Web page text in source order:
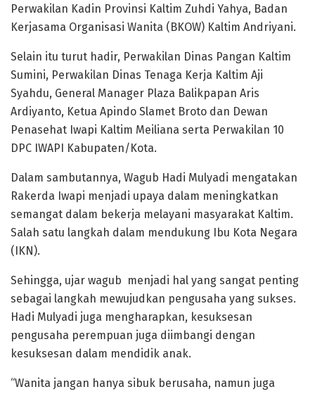
Perwakilan Kadin Provinsi Kaltim Zuhdi Yahya, Badan
Kerjasama Organisasi Wanita (BKOW) Kaltim Andriyani.
Selain itu turut hadir, Perwakilan Dinas Pangan Kaltim
Sumini, Perwakilan Dinas Tenaga Kerja Kaltim Aji
Syahdu, General Manager Plaza Balikpapan Aris
Ardiyanto, Ketua Apindo Slamet Broto dan Dewan
Penasehat Iwapi Kaltim Meiliana serta Perwakilan 10
DPC IWAPI Kabupaten/Kota.
Dalam sambutannya, Wagub Hadi Mulyadi mengatakan
Rakerda Iwapi menjadi upaya dalam meningkatkan
semangat dalam bekerja melayani masyarakat Kaltim.
Salah satu langkah dalam mendukung Ibu Kota Negara
(IKN).
Sehingga, ujar wagub menjadi hal yang sangat penting
sebagai langkah mewujudkan pengusaha yang sukses.
Hadi Mulyadi juga mengharapkan, kesuksesan
pengusaha perempuan juga diimbangi dengan
kesuksesan dalam mendidik anak.
“Wanita jangan hanya sibuk berusaha, namun juga